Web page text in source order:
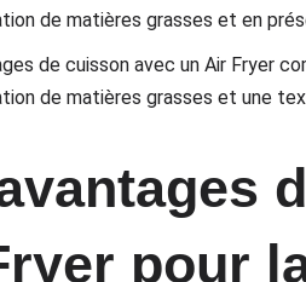
de matières grasses et en
de cuisson avec un Air Fryer
de matières grasses et une
pour